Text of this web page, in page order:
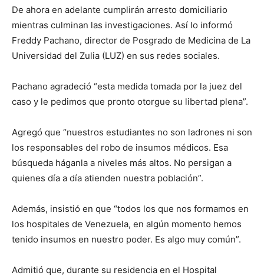
De ahora en adelante cumplirán arresto domiciliario
mientras culminan las investigaciones. Así lo informó
Freddy Pachano, director de Posgrado de Medicina de La
Universidad del Zulia (LUZ) en sus redes sociales.
Pachano agradeció “esta medida tomada por la juez del
caso y le pedimos que pronto otorgue su libertad plena”.
Agregó que “nuestros estudiantes no son ladrones ni son
los responsables del robo de insumos médicos. Esa
búsqueda háganla a niveles más altos. No persigan a
quienes día a día atienden nuestra población”.
Además, insistió en que “todos los que nos formamos en
los hospitales de Venezuela, en algún momento hemos
tenido insumos en nuestro poder. Es algo muy común”.
Admitió que, durante su residencia en el Hospital